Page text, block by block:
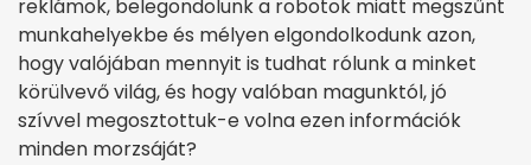
reklámok, belegondolunk a robotok miatt megszűnt
munkahelyekbe és mélyen elgondolkodunk azon,
hogy valójában mennyit is tudhat rólunk a minket
körülvevő világ, és hogy valóban magunktól, jó
szívvel megosztottuk-e volna ezen információk
minden morzsáját?